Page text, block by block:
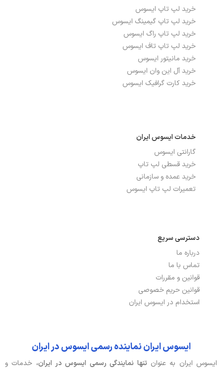
خرید لپ تاپ ایسوس
خرید لپ تاپ گیمینگ ایسوس
خرید لپ تاپ راگ ایسوس
خرید لپ تاپ تاف ایسوس
خرید مانیتور ایسوس
خرید آل این وان ایسوس
خرید کارت گرافیک ایسوس
خدمات ایسوس ایران
گارانتی ایسوس
خرید قسطی لپ تاپ
خرید عمده و سازمانی
تعمیرات لپ تاپ ایسوس
دسترسی سریع
درباره ما
تماس با ما
قوانین و مقررات
قوانین حریم خصوصی
استخدام در ایسوس ایران
ایسوس ایران نماینده رسمی ایسوس در ایران
ایسوس ایران به عنوان تنها نمایندگی رسمی ایسوس در ایران، خدمات و